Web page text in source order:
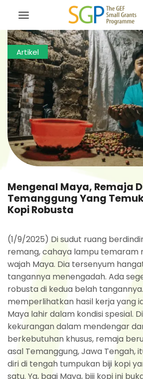
Artikel
Mengenal Maya, Remaja
Temanggung Yang
Kopi Robusta
(1/9/2025) Di sudut ruang
remang, cahaya lampu temaram
wajah Maya. Dia tersenyum
tangannya menengadah. Ada
robusta di kedua belah
memperlihatkan hasil kerja yang
Maya lahir dalam kondisi spesial.
kekurangan dalam mendengar
berkebutuhan khusus, remaja
asal Temanggung, Jawa Tengah,
diri di tengah tumpukan biji kopi
satu. Ya, bagi Maya, biji kopi ini